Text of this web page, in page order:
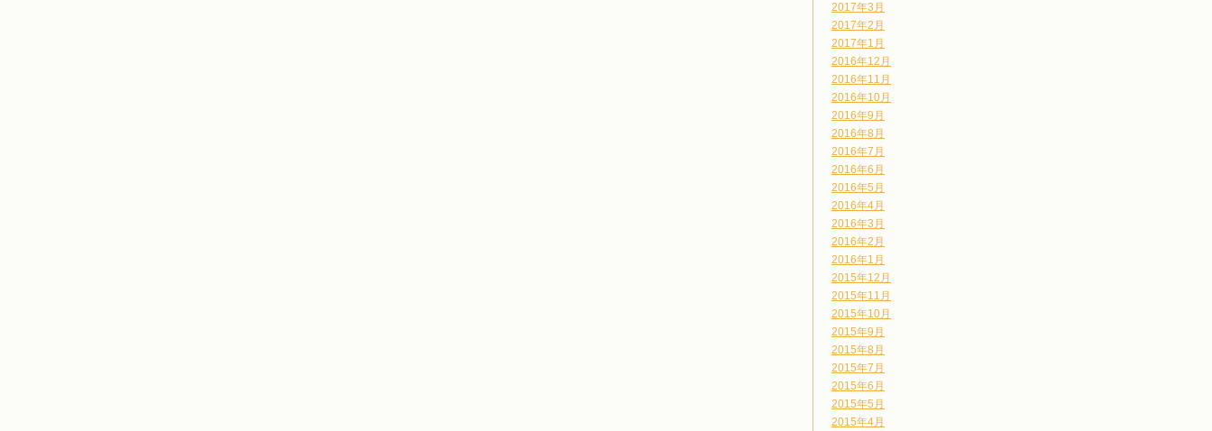
2017年3月
2017年2月
2017年1月
2016年12月
2016年11月
2016年10月
2016年9月
2016年8月
2016年7月
2016年6月
2016年5月
2016年4月
2016年3月
2016年2月
2016年1月
2015年12月
2015年11月
2015年10月
2015年9月
2015年8月
2015年7月
2015年6月
2015年5月
2015年4月